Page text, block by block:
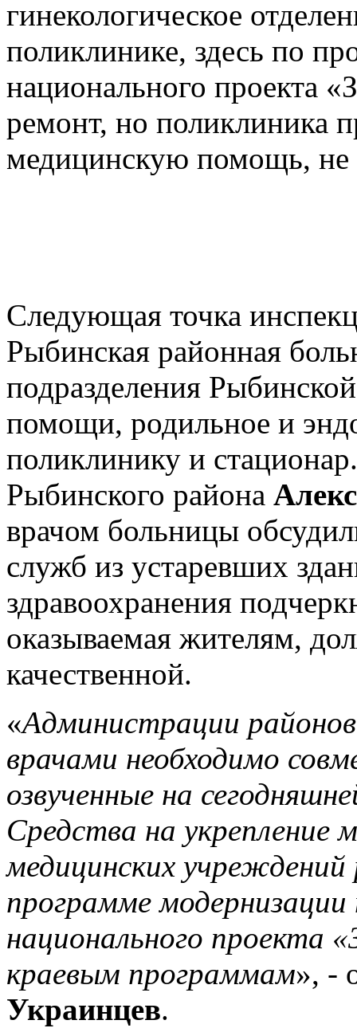
гинекологическое
поликлинике, здесь по
национального проекта
ремонт, но поликлиника
медицинскую помощь, не
Следующая точка
Рыбинская районная
подразделения
помощи, родильное и
поликлинику и
Рыбинского района
врачом больницы
служб из устаревших
здравоохранения
оказываемая жителям,
качественной.
«Администрации
врачами необходимо
озвученные на
Средства на укрепление
медицинских
программе модернизации
национального проекта
краевым программам», -
Украинцев.